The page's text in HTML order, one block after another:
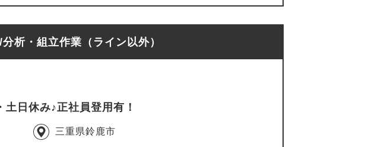
析・組立作業（ライン以外）
日休み♪正社員登用有！
三重県鈴鹿市